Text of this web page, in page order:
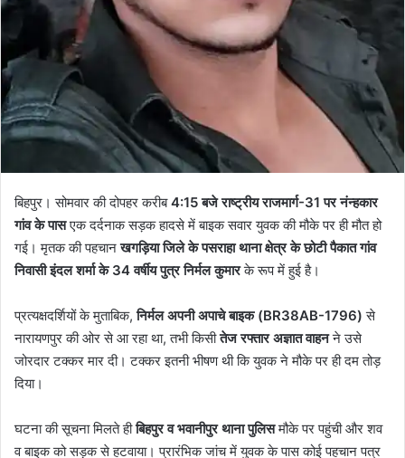
बिहपुर। सोमवार की दोपहर करीब4:15 बजे राष्ट्रीय राजमार्ग-31 पर नंन्हकार
गांव के पासएक दर्दनाक सड़क हादसे में बाइक सवार युवक की मौके पर ही मौत हो
गई। मृतक की पहचानखगड़िया जिले के पसराहा थाना क्षेत्र के छोटी पैकात गांव
निवासी इंदल शर्मा के 34 वर्षीय पुत्र निर्मल कुमारके रूप में हुई है।
प्रत्यक्षदर्शियों के मुताबिक,निर्मल अपनी अपाचे बाइक (BR38AB-1796) से
नारायणपुर की ओर से आ रहा था, तभी किसीतेज रफ्तार अज्ञात वाहनने उसे
जोरदार टक्कर मार दी। टक्कर इतनी भीषण थी कि युवक ने मौके पर ही दम तोड़
दिया।
घटना की सूचना मिलते हीबिहपुर व भवानीपुर थाना पुलिसमौके पर पहुंची और शव
व बाइक को सड़क से हटवाया। प्रारंभिक जांच में युवक के पास कोई पहचान पत्र